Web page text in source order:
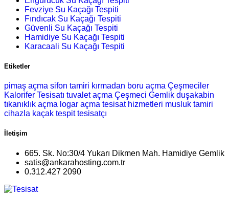
Fevziye Su Kaçağı Tespiti
Fındıcak Su Kaçağı Tespiti
Güvenli Su Kaçağı Tespiti
Hamidiye Su Kaçağı Tespiti
Karacaali Su Kaçağı Tespiti
Etiketler
pimaş açma sifon tamiri kırmadan boru açma Çeşmeciler
Kalorifer Tesisatı tuvalet açma Çeşmeci Gemlik duşakabin
tıkanıklık açma logar açma tesisat hizmetleri musluk tamiri
cihazla kaçak tespit tesisatçı
İletişim
665. Sk. No:30/4 Yukarı Dikmen Mah. Hamidiye Gemlik
satis@ankarahosting.com.tr
0.312.427 2090